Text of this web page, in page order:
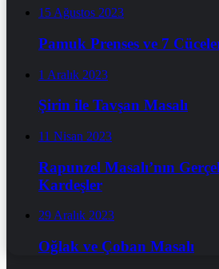
15 Ağustos 2023
Pamuk Prenses ve 7
1 Aralık 2023
Şirin ile Tavşan Masalı
11 Nisan 2023
Rapunzel Masalı’nın
Kardeşler
29 Aralık 2023
Oğlak ve Çoban Masalı